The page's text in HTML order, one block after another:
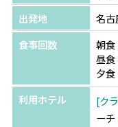
【追加料金でお手配
●ミルフォードサウ
たり）
※日付によって料金
ください。
出発地
名古
食事回数
朝食
昼食
夕
利用ホテル
ク
ーチ